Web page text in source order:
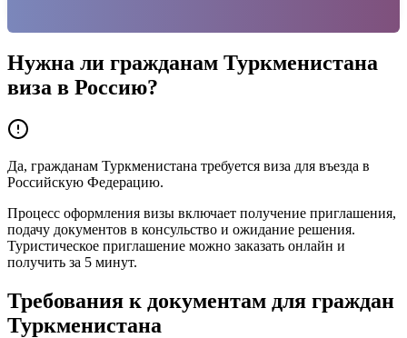
Нужна ли гражданам Туркменистана
виза в Россию?
Да, гражданам Туркменистана требуется виза для въезда в
Российскую Федерацию.
Процесс оформления визы включает получение приглашения,
подачу документов в консульство и ожидание решения.
Туристическое приглашение можно заказать онлайн и
получить за 5 минут.
Требования к документам для граждан
Туркменистана